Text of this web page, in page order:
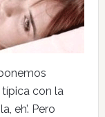
con la
eh’. Pero